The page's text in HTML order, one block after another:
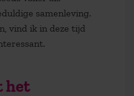
samenleving.
vind ik in deze tijd
het